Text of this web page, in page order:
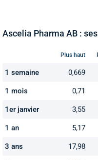
Ascelia Pharma AB :
Plus haut
1 semaine 0,669
1 mois 0,71
1er janvier 3,55
1 an 5,17
3 ans 17,98